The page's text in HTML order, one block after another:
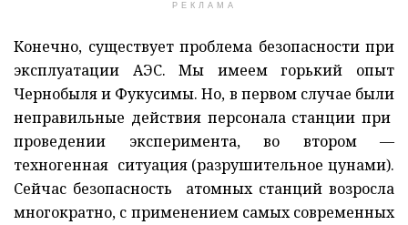
РЕКЛАМА
Конечно, существует проблема безопасности при
эксплуатации АЭС. Мы имеем горький опыт
Чернобыля и Фукусимы. Но, в первом случае были
неправильные действия персонала станции при
проведении эксперимента, во втором —
техногенная ситуация (разрушительное цунами).
Сейчас безопасность атомных станций возросла
многократно, с применением самых современных